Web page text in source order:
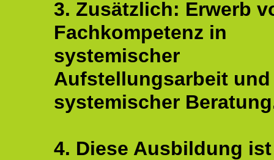
3. Zusätzlich: Erwerb
Fachkompetenz in
systemischer
Aufstellungsarbeit und
systemischer
4. Diese Ausbildung